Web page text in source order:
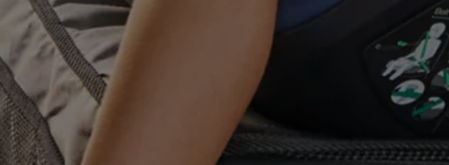
Schutz und Pflege
Transport
Entertainment und Elektronik
Individualisieren
Wallbox und Ladekabel
Digitale Extras
Dienste für Ihr Modell finden
Volkswagen Apps, Login und Shop
Handy und Fahrzeug verbinden
Updates für Software, Karten und Radio
Über Ihr Auto